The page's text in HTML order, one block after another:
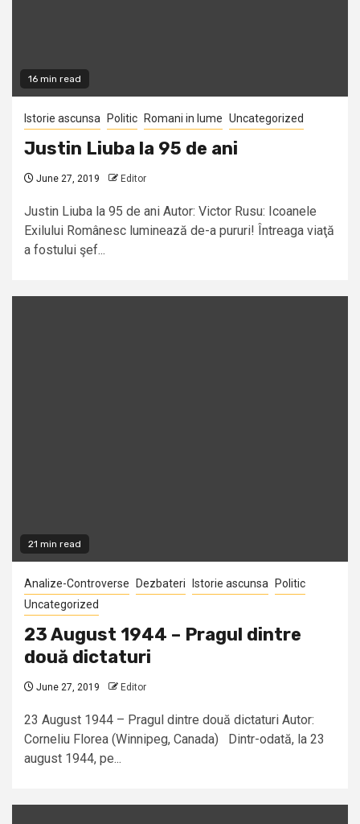
16 min read
Istorie ascunsa Politic Romani in lume Uncategorized
Justin Liuba la 95 de ani
June 27, 2019 Editor
Justin Liuba la 95 de ani Autor: Victor Rusu: Icoanele
Exilului Românesc luminează de-a pururi! Întreaga viaţă
a fostului şef...
21 min read
Analize-Controverse Dezbateri Istorie ascunsa
Politic
Uncategorized
23 August 1944 – Pragul dintre
două dictaturi
June 27, 2019 Editor
23 August 1944 – Pragul dintre două dictaturi Autor:
Corneliu Florea (Winnipeg, Canada) Dintr-odată, la 23
august 1944, pe...